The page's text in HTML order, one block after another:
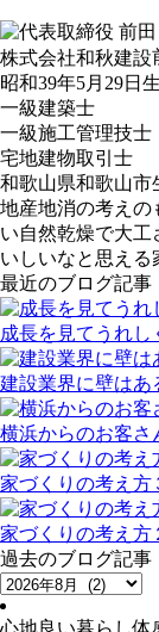
株式会社和秋建設
昭和39年5月29日
一級建築士
一級施工管理技士
宅地建物取引士
和歌山県和歌山市
地産地消の考えの
い自然乾燥で大
いしいなと思える
最近のブログ記事
成長を見てうれし
建設業界に壁はあ
横浜からのお客さ
家づくりの考え方
家づくりの考え方
過去のブログ記事
心地良い暮らし